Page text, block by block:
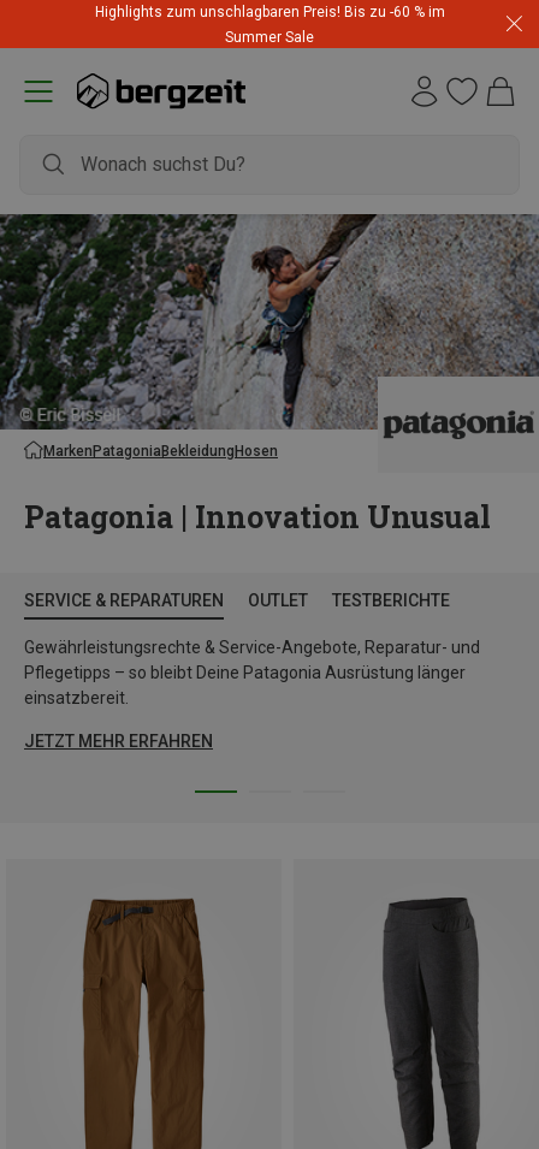
Highlights zum unschlagbaren Preis! Bis zu -60 % im
Summer Sale
MarkenPatagoniaBekleidungHosen
Patagonia | Innovation Unusual
SERVICE & REPARATUREN OUTLET TESTBERICHTE
Gewährleistungsrechte & Service-Angebote, Reparatur- und
Pflegetipps – so bleibt Deine Patagonia Ausrüstung länger
einsatzbereit.
JETZT MEHR ERFAHREN